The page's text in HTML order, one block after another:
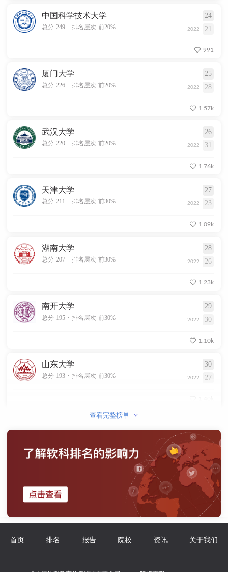
中国科学技术大学 24
总分 249 . 排名层次 前20% 2022 21
991
厦门大学 25
总分 226 . 排名层次 前20% 2022 28
1.57k
武汉大学 26
总分 220 . 排名层次 前20% 2022 31
1.76k
天津大学 27
总分 211 . 排名层次 前30% 2022 23
1.09k
湖南大学 28
总分 207 . 排名层次 前30% 2022 26
1.23k
南开大学 29
总分 195 . 排名层次 前30% 2022 30
1.10k
山东大学 30
总分 193 . 排名层次 前30% 2022 27
查看完整榜单
首页 排名 报告 院校 资讯 关于我们